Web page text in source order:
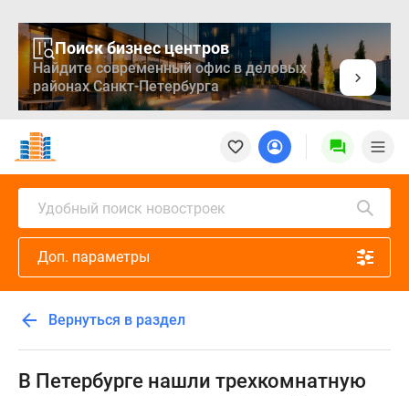
Поиск бизнес центров
Найдите современный офис в деловых
районах Санкт-Петербурга
Новостройки
Квартиры
Ипотека
Медиа
проекте
Контакты
Реклама
сайте
Дзен
Продавцы
Удобный поиск новостроек
Доп. параметры
Вернуться в раздел
В Петербурге нашли трехкомнатную